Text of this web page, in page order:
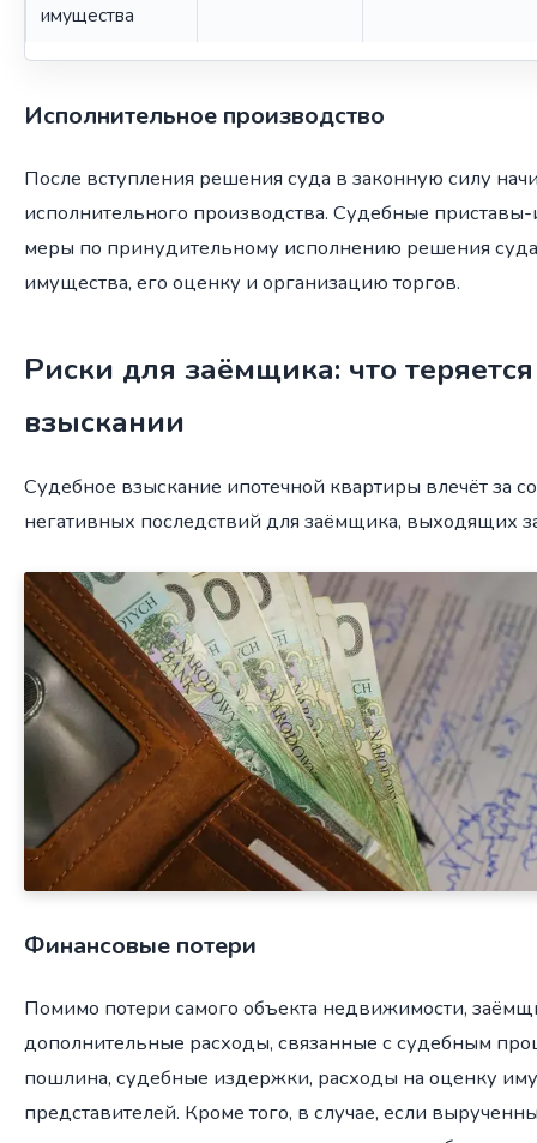
имущества
Исполнительное производство
После вступления решения суда в законную силу
исполнительного производства. Судебные
меры по принудительному исполнению решения
имущества, его оценку и организацию торгов.
Риски для заёмщика: что
взыскании
Судебное взыскание ипотечной квартиры влечёт за
негативных последствий для заёмщика, выходящих
Финансовые потери
Помимо потери самого объекта недвижимости,
дополнительные расходы, связанные с судебным
пошлина, судебные издержки, расходы на оценку
представителей. Кроме того, в случае, если